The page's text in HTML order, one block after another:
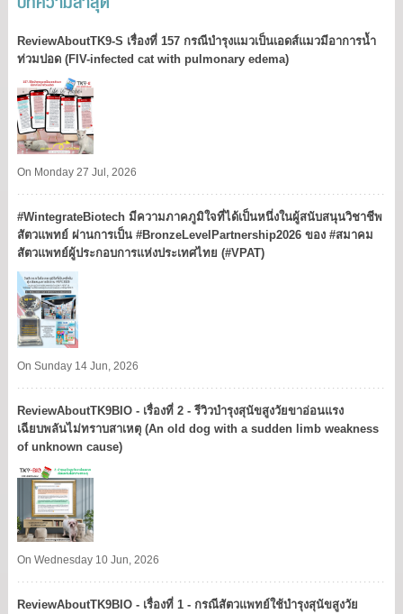
ReviewAboutTK9-S เรื่องที่ 157 กรณีบำรุงแมวเป็นเอดส์แมวมีอาการน้ำ
ท่วมปอด (FIV-infected cat with pulmonary edema)
On Monday 27 Jul, 2026
#WintegrateBiotech มีความภาคภูมิใจที่ได้เป็นหนึ่งในผู้สนับสนุนวิชาชีพ
สัตวแพทย์ ผ่านการเป็น #BronzeLevelPartnership2026 ของ #สมาคม
สัตวแพทย์ผู้ประกอบการแห่งประเทศไทย (#VPAT)
On Sunday 14 Jun, 2026
ReviewAboutTK9BIO - เรื่องที่ 2 - รีวิวบำรุงสุนัขสูงวัยขาอ่อนแรง
เฉียบพลันไม่ทราบสาเหตุ (An old dog with a sudden limb weakness
of unknown cause)
On Wednesday 10 Jun, 2026
ReviewAboutTK9BIO - เรื่องที่ 1 - กรณีสัตวแพทย์ใช้บำรุงสุนัขสูงวัย